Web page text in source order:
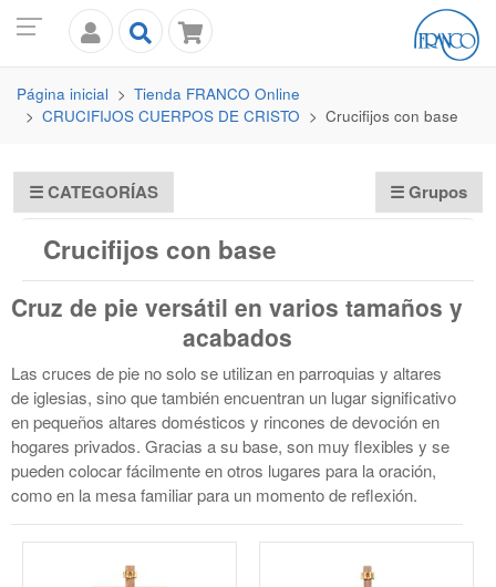
Página inicial Tienda FRANCO Online
CRUCIFIJOS CUERPOS DE CRISTO
Crucifijos con base
☰CATEGORÍAS ☰ Grupos
Crucifijos con base
Cruz de pie versátil en varios tamaños y
acabados
Las cruces de pie no solo se utilizan en parroquias y altares
de iglesias, sino que también encuentran un lugar significativo
en pequeños altares domésticos y rincones de devoción en
hogares privados. Gracias a su base, son muy flexibles y se
pueden colocar fácilmente en otros lugares para la oración,
como en la mesa familiar para un momento de reflexión.